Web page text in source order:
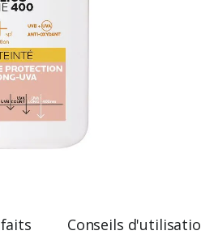
Conseils